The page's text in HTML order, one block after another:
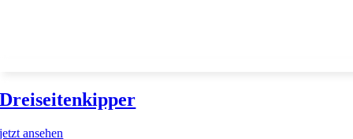
Dreiseitenkipper
jetzt ansehen